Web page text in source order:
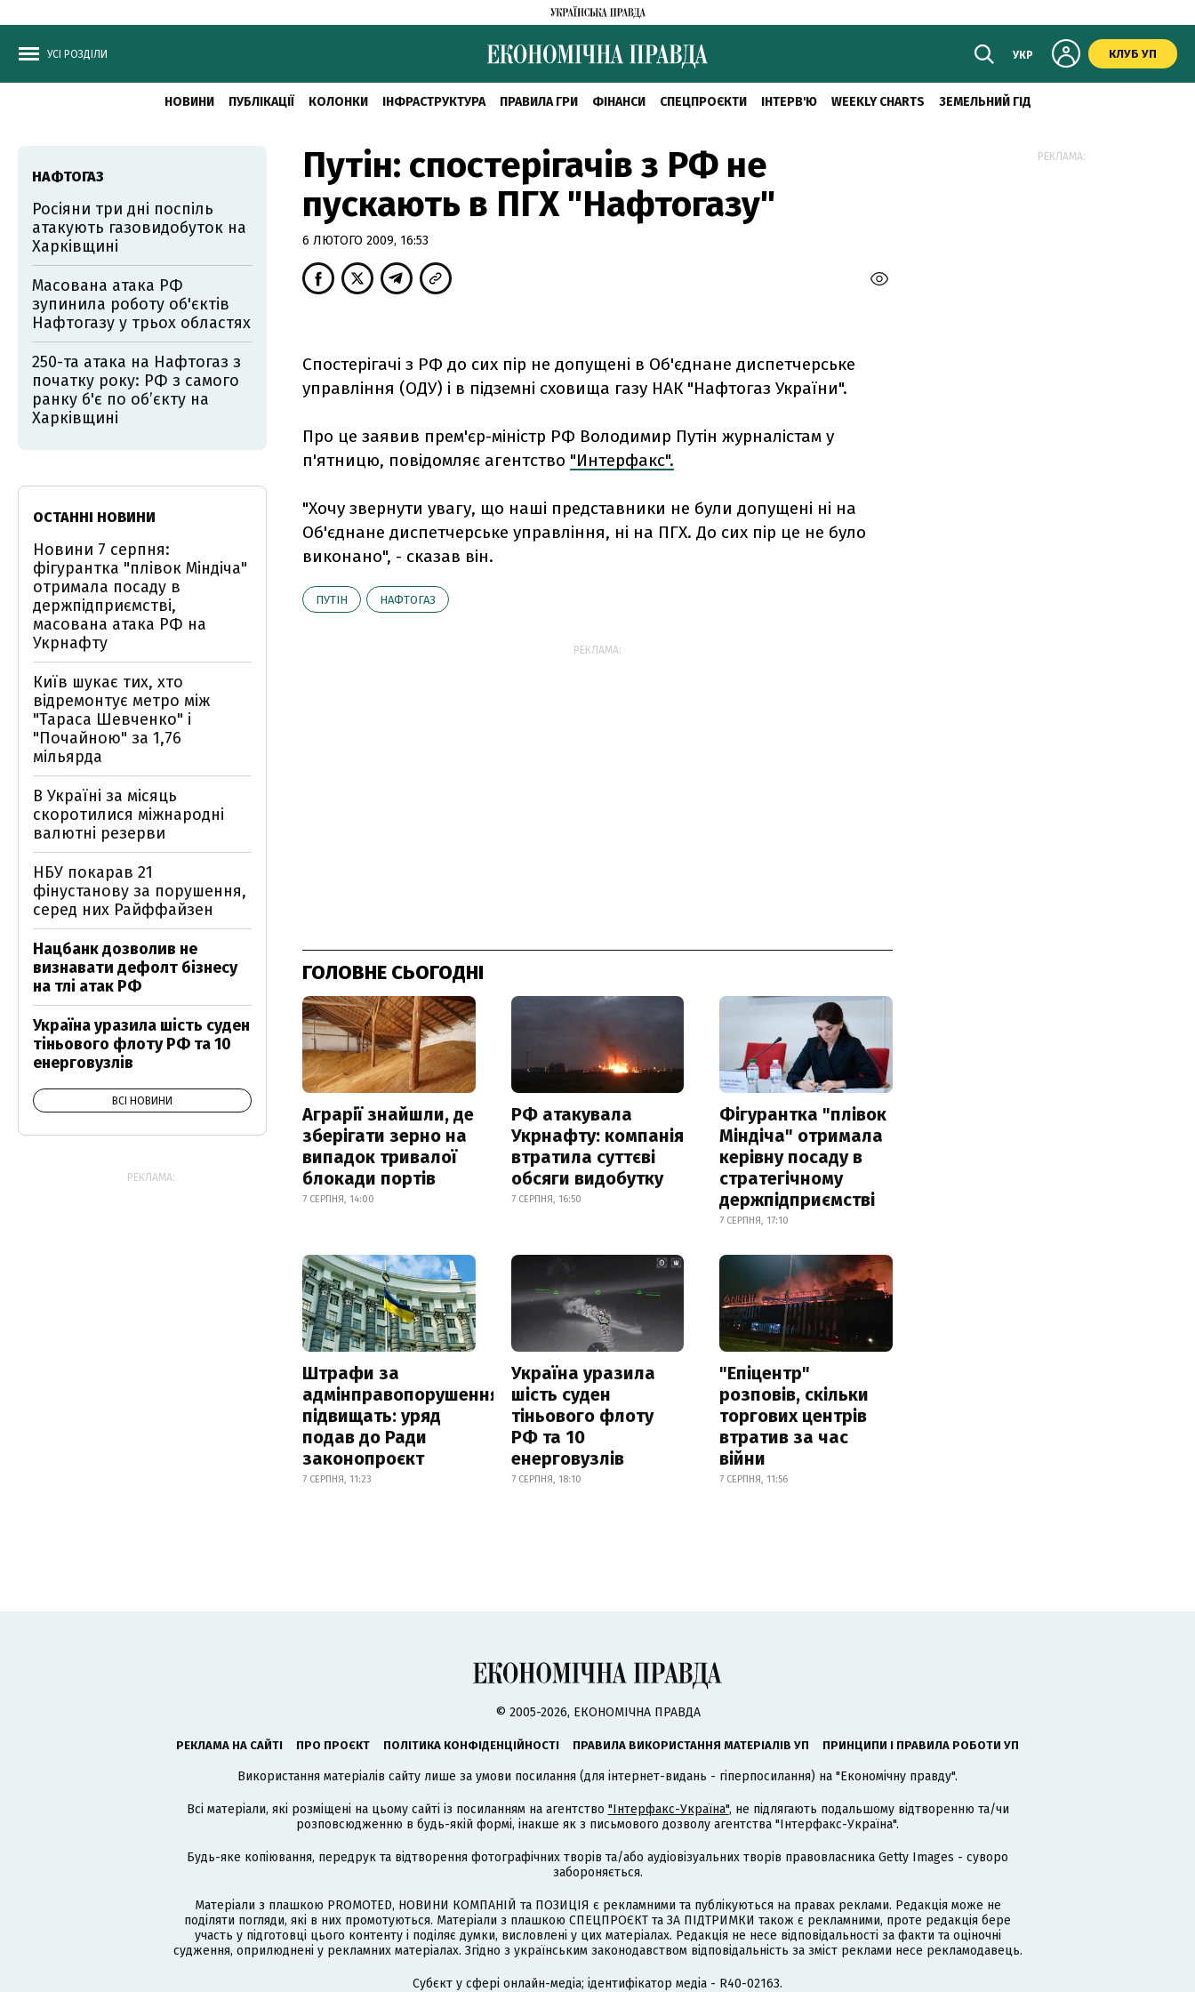
УСІ РОЗДІЛИ УКР КЛУБ УП
НОВИНИ ПУБЛІКАЦІЇ КОЛОНКИ ІНФРАСТРУКТУРА ПРАВИЛА ГРИ ФІНАНСИ СПЕЦПРОЄКТИ ІНТЕРВ'Ю WEEKLY CHARTS ЗЕМЕЛЬНИЙ ГІД
Путін: спостерігачів з РФ не
пускають в ПГХ "Нафтогазу"
6 ЛЮТОГО 2009, 16:53
Спостерігачі з РФ до сих пір не допущені в Об'єднане диспетчерське
управління (ОДУ) і в підземні сховища газу НАК "Нафтогаз України".
Про це заявив прем'єр-міністр РФ Володимир Путін журналістам у
п'ятницю, повідомляє агентство "Интерфакс".
"Хочу звернути увагу, що наші представники не були допущені ні на
Об'єднане диспетчерське управління, ні на ПГХ. До сих пір це не було
виконано", - сказав він.
ПУТІН НАФТОГАЗ
РЕКЛАМА:
ГОЛОВНЕ СЬОГОДНІ
Аграрії знайшли, де
зберігати зерно на
випадок тривалої
блокади портів
7 СЕРПНЯ, 14:00
РФ атакувала
Укрнафту: компанія
втратила суттєві
обсяги видобутку
7 СЕРПНЯ, 16:50
Фігурантка "плівок
Міндіча" отримала
керівну посаду в
стратегічному
держпідприємстві
7 СЕРПНЯ, 17:10
Штрафи за
адмінправопорушення
підвищать: уряд
подав до Ради
законопроєкт
7 СЕРПНЯ, 11:23
Україна уразила
шість суден
тіньового флоту
РФ та 10
енерговузлів
7 СЕРПНЯ, 18:10
"Епіцентр"
розповів, скільки
торгових центрів
втратив за час
війни
7 СЕРПНЯ, 11:56
НАФТОГАЗ
Росіяни три дні поспіль
атакують газовидобуток на
Харківщині
Масована атака РФ
зупинила роботу об'єктів
Нафтогазу у трьох областях
250-та атака на Нафтогаз з
початку року: РФ з самого
ранку б'є по об’єкту на
Харківщині
ОСТАННІ НОВИНИ
Новини 7 серпня:
фігурантка "плівок Міндіча"
отримала посаду в
держпідприємстві,
масована атака РФ на
Укрнафту
Київ шукає тих, хто
відремонтує метро між
"Тараса Шевченко" і
"Почайною" за 1,76
мільярда
В Україні за місяць
скоротилися міжнародні
валютні резерви
НБУ покарав 21
фінустанову за порушення,
серед них Райффайзен
Нацбанк дозволив не
визнавати дефолт бізнесу
на тлі атак РФ
Україна уразила шість суден
тіньового флоту РФ та 10
енерговузлів
ВСІ НОВИНИ
РЕКЛАМА:
РЕКЛАМА:
© 2005-2026, ЕКОНОМІЧНА ПРАВДА
РЕКЛАМА НА САЙТІ ПРО ПРОЄКТ ПОЛІТИКА КОНФІДЕНЦІЙНОСТІ ПРАВИЛА ВИКОРИСТАННЯ МАТЕРІАЛІВ УП ПРИНЦИПИ І ПРАВИЛА РОБОТИ УП
Використання матеріалів сайту лише за умови посилання (для інтернет-видань - гіперпосилання) на "Економічну правду".
Всі матеріали, які розміщені на цьому сайті із посиланням на агентство "Інтерфакс-Україна", не підлягають подальшому відтворенню та/чи
розповсюдженню в будь-якій формі, інакше як з письмового дозволу агентства "Інтерфакс-Україна".
Будь-яке копіювання, передрук та відтворення фотографічних творів та/або аудіовізуальних творів правовласника Getty Images - суворо
забороняється.
Матеріали з плашкою PROMOTED, НОВИНИ КОМПАНІЙ та ПОЗИЦІЯ є рекламними та публікуються на правах реклами. Редакція може не
поділяти погляди, які в них промотуються. Матеріали з плашкою СПЕЦПРОЄКТ та ЗА ПІДТРИМКИ також є рекламними, проте редакція бере
участь у підготовці цього контенту і поділяє думки, висловлені у цих матеріалах. Редакція не несе відповідальності за факти та оціночні
судження, оприлюднені у рекламних матеріалах. Згідно з українським законодавством відповідальність за зміст реклами несе рекламодавець.
Cубєкт у сфері онлайн-медіа; ідентифікатор медіа - R40-02163.